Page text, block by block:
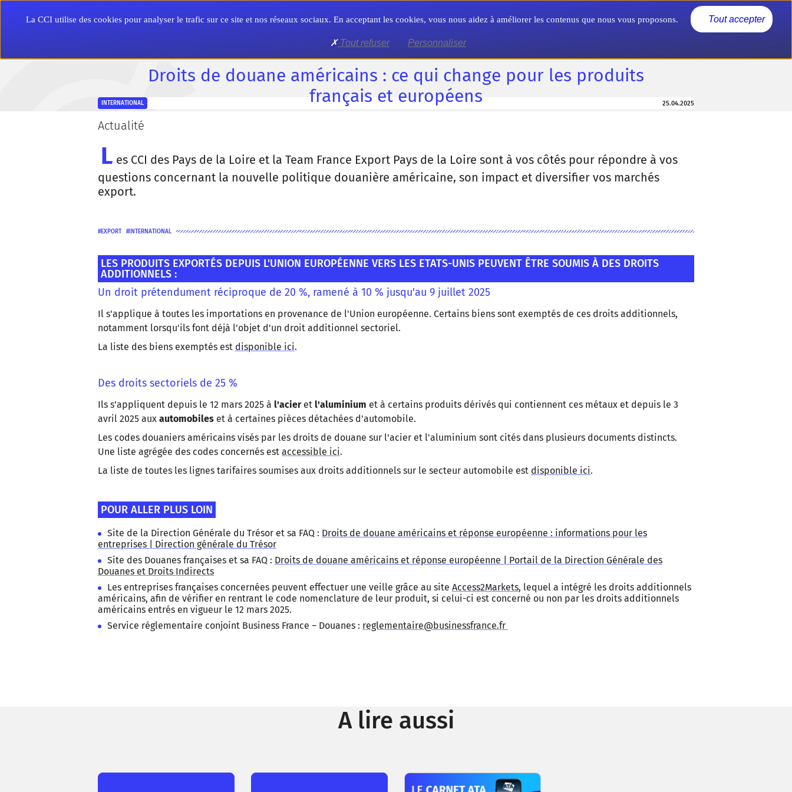
Aller
Entreprise Territoire Formation Formalités Actualités Nous connaître
Droits de douane américains : ce qui change pour les produits
français et européens
INTERNATIONAL 25.04.2025
Actualité
L es CCI des Pays de la Loire et la Team France Export Pays de la Loire sont à vos côtés pour répondre à vos
questions concernant la nouvelle politique douanière américaine, son impact et diversifier vos marchés
export.
EXPORT INTERNATIONAL
LES PRODUITS EXPORTÉS DEPUIS L'UNION EUROPÉENNE VERS LES ETATS-UNIS PEUVENT ÊTRE SOUMIS À DES DROITS
ADDITIONNELS :
Un droit prétendument réciproque de 20 %, ramené à 10 % jusqu'au 9 juillet 2025
Il s'applique à toutes les importations en provenance de l'Union européenne. Certains biens sont exemptés de ces droits additionnels,
notamment lorsqu'ils font déjà l'objet d'un droit additionnel sectoriel.
La liste des biens exemptés est disponible ici.
Des droits sectoriels de 25 %
Ils s'appliquent depuis le 12 mars 2025 à l'acier et l'aluminium et à certains produits dérivés qui contiennent ces métaux et depuis le 3
avril 2025 aux automobiles et à certaines pièces détachées d'automobile.
Les codes douaniers américains visés par les droits de douane sur l'acier et l'aluminium sont cités dans plusieurs documents distincts.
Une liste agrégée des codes concernés est accessible ici.
La liste de toutes les lignes tarifaires soumises aux droits additionnels sur le secteur automobile est disponible ici.
POUR ALLER PLUS LOIN
Site de la Direction Générale du Trésor et sa FAQ : Droits de douane américains et réponse européenne : informations pour les
entreprises | Direction générale du Trésor
Site des Douanes françaises et sa FAQ : Droits de douane américains et réponse européenne | Portail de la Direction Générale des
Douanes et Droits Indirects
Les entreprises françaises concernées peuvent effectuer une veille grâce au site Access2Markets, lequel a intégré les droits additionnels
américains, afin de vérifier en rentrant le code nomenclature de leur produit, si celui-ci est concerné ou non par les droits additionnels
américains entrés en vigueur le 12 mars 2025.
Service réglementaire conjoint Business France – Douanes : reglementaire@businessfrance.fr
A lire aussi
Panneau de gestion des cookies
La CCI utilise des cookies pour analyser le trafic sur ce site et nos réseaux sociaux. En acceptant les cookies, vous nous aidez à améliorer les contenus que nous vous proposons. Tout accepter
Tout refuser Personnaliser